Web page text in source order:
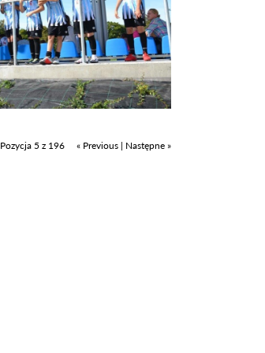
Pozycja 5 z 196 « Previous | Następne »